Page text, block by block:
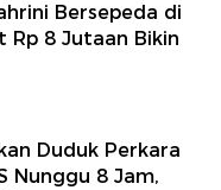
Bersepeda di
Rp 8 Jutaan Bikin
Duduk Perkara
Nunggu 8 Jam,